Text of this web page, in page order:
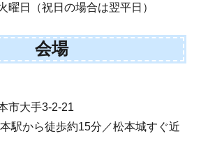
曜日（祝日の場合は翌平日）
会場
市大手3-2-21
駅から徒歩約15分／松本城すぐ近